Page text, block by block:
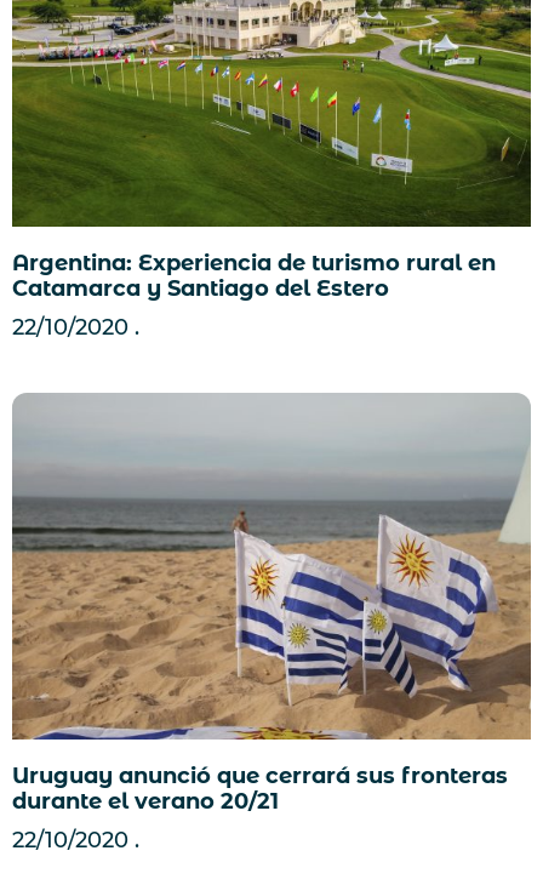
Argentina: Experiencia de turismo rural en
Catamarca y Santiago del Estero
22/10/2020
Uruguay anunció que cerrará sus fronteras
durante el verano 20/21
22/10/2020